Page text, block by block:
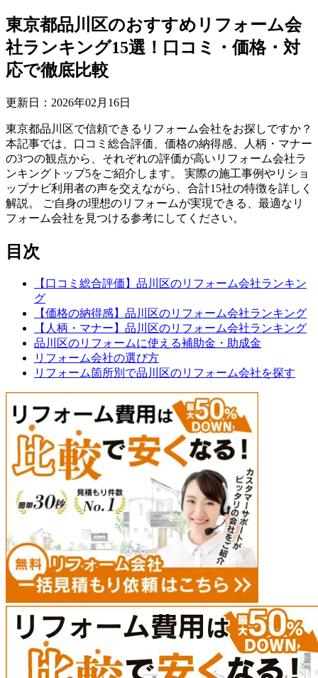
東京都品川区のおすすめリフォーム会
社ランキング15選！口コミ・価格・対
応で徹底比較
更新日： 2026年02 月 16日
東京都品川区で信頼できるリフォーム会社をお探しですか？
本記事では、口コミ総合評価、価格の納得感、人柄・マナー
の3つの観点から、それぞれの評価が高いリフォーム会社ラ
ンキングトップ5をご紹介します。 実際の施工事例やリショ
ップナビ利用者の声を交えながら、合計15社の特徴を詳しく
解説。 ご自身の理想のリフォームが実現できる、最適なリ
フォーム会社を見つける参考にしてください。
目次
【口コミ総合評価】品川区のリフォーム会社ランキン
グ
【価格の納得感】品川区のリフォーム会社ランキング
【人柄・マナー】品川区のリフォーム会社ランキング
品川区のリフォームに使える補助金・助成金
リフォーム会社の選び方
リフォーム箇所別で品川区のリフォーム会社を探す